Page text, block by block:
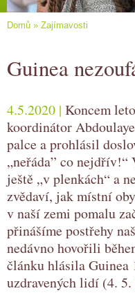
Domů » Zajímavosti
Guinea
4.5.2020 | Koncem
koordinátor
palce a prohlásil
„neřáda” co
ještě „v plenkách“ a
zvědaví, jak místní
v naší zemi pomalu
přinášíme postřehy
nedávno hovořili
článku hlásila Guinea
uzdravených lidí (4. 5.